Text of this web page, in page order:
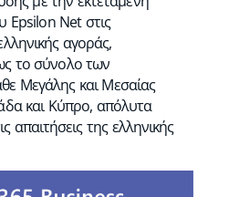
Epsilon Net στις
αγοράς,
το σύνολο των
Mεγάλης και Mεσαίας
και Κύπρο, απόλυτα
απαιτήσεις της ελληνικής